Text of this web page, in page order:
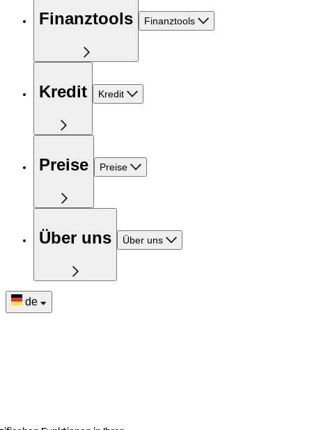
Finanztools Finanztools
Kredit Kredit
Preise Preise
Über uns Über uns
de